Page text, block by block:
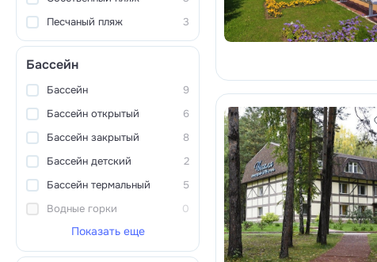
Песчаный пляж
3
Бассейн
Бассейн
9
Бассейн открытый
6
Бассейн закрытый
8
Бассейн детский
2
Бассейн термальный
5
Водные горки
0
Показать еще